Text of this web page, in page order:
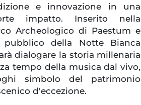
e innovazione in una
impatto. Inserito nella
Archeologico di Paestum e
della Notte Bianca
dialogare la storia millenaria
tempo della musica dal vivo,
simbolo del patrimonio
d'eccezione.